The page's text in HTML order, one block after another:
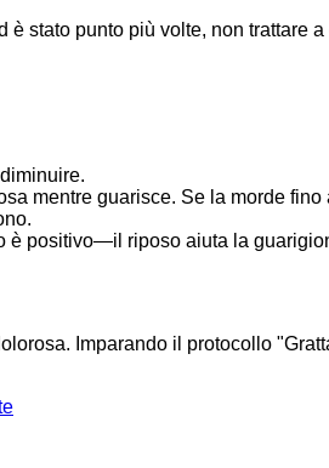
è stato punto più volte, non trattare
mentre guarisce. Se la morde
è positivo—il riposo aiuta la
Imparando il protocollo